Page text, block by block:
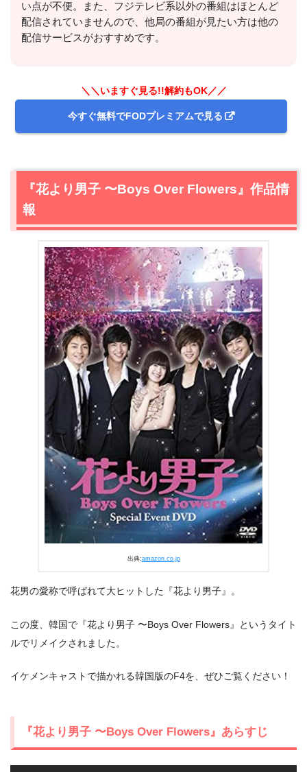
出典:U-NEXTヘルプセンター
＼＼31日間無料!!お試し解約もOK／／
今すぐ無料でU-NEXTで見る
い点が不便。また、フジテレビ系以外の番組はほとんど
配信されていませんので、他局の番組が見たい方は他の
配信サービスがおすすめです。
＼＼いますぐ見る!!解約もOK／／
今すぐ無料でFODプレミアムで見る
『花より男子 〜Boys Over Flowers』作品情
報
出典:amazon.co.jp
花男の愛称で呼ばれて大ヒットした『花より男子』。
この度、韓国で『花より男子 〜Boys Over Flowers』というタイト
ルでリメイクされました。
イケメンキャストで描かれる韓国版のF4を、ぜひご覧ください！
『花より男子 〜Boys Over Flowers』あらすじ